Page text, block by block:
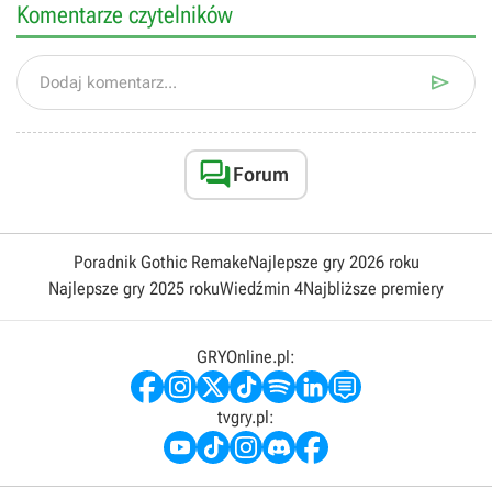
Komentarze czytelników
Dodaj komentarz... 
Forum
Poradnik Gothic RemakeNajlepsze gry 2026 roku
Najlepsze gry 2025 rokuWiedźmin 4Najbliższe premiery
GRYOnline.pl:
tvgry.pl: